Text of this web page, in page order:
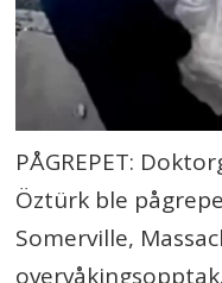
PÅGREPET:
Öztürk ble
Somerville,
overvåkingsopptak.